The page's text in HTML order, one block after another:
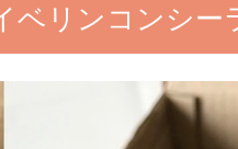
ベリンコンシー